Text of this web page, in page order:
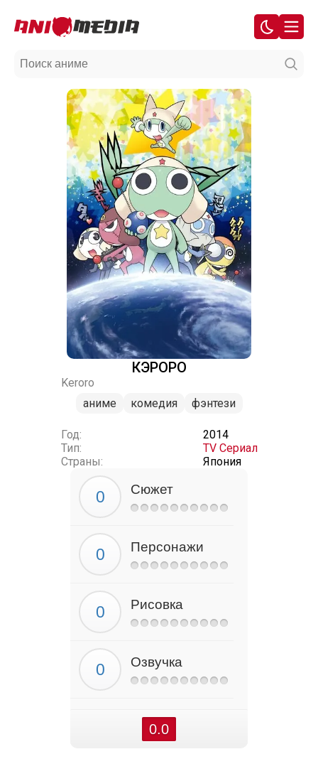
КЭРОРО
Keroro
аниме
комедия фэнтези
Год:
2014
Тип:
TV Сериал
Страны:
Япония
Сюжет
Персонажи
Рисовка
Озвучка
0.0